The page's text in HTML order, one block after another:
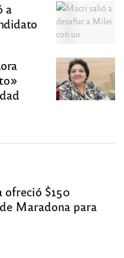
a
ofreció $150
Maradona para